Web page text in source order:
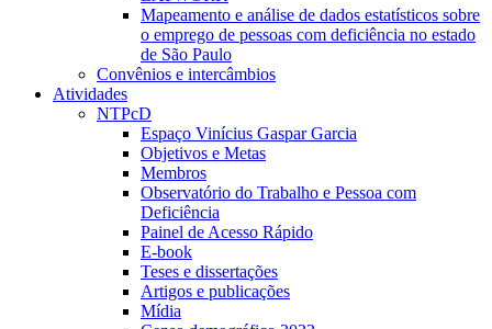
Mapeamento e análise de dados estatísticos sobre
o emprego de pessoas com deficiência no estado
de São Paulo
Convênios e intercâmbios
Atividades
NTPcD
Espaço Vinícius Gaspar Garcia
Objetivos e Metas
Membros
Observatório do Trabalho e Pessoa com
Deficiência
Painel de Acesso Rápido
E-book
Teses e dissertações
Artigos e publicações
Mídia